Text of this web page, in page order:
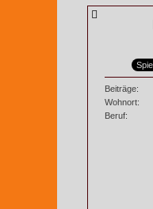
Beiträge
Wohnort
Beruf